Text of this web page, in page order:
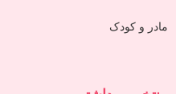
مادر و کودک